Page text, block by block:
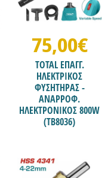
75,00€
TOTAL ΕΠΑΓΓ.
ΗΛΕΚΤΡΙΚΟΣ
ΦΥΣΗΤΗΡΑΣ -
ΑΝΑΡΡΟΦ.
ΗΛΕΚΤΡΟΝΙΚΟΣ 800W
(TB8036)